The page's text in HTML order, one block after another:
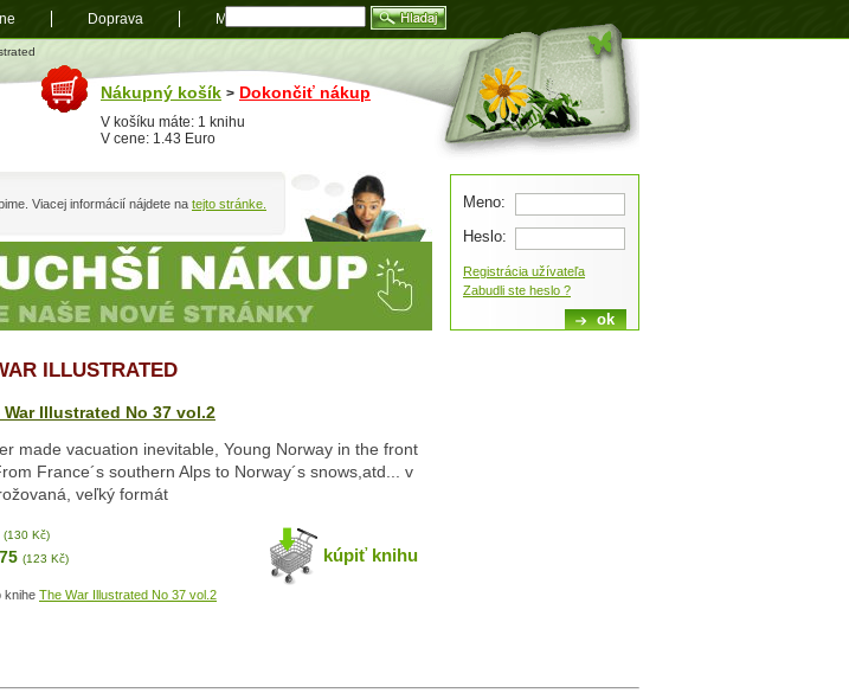
ILLUSTRATED
Illustrated No 37 vol.2
made vacuation inevitable, Young Norway in the front
France´s southern Alps to Norway´s snows,atd... v
veľký formát
kúpiť knihu
(130 Kč)
(123 Kč)
knihe The War Illustrated No 37 vol.2
Viacej informácií nájdete na tejto stránke.
Meno:
Heslo:
Registrácia užívateľa
Zabudli ste heslo ?
Nákupný košík > Dokončiť nákup
V košíku máte: 1 knihu
V cene: 1.43 Euro
Doprava Mapa